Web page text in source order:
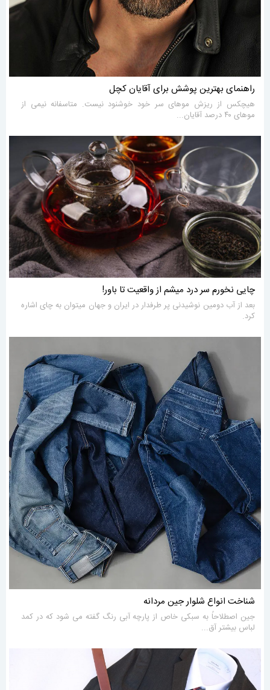
راهنمای بهترین پوشش برای آقایان کچل
هیچکس از ریزش موهای سر خود خوشنود نیست. متاسفانه نیمی از
موهای ۴۰ درصد آقایان...
چایی نخورم سر درد میشم از واقعیت تا باور!
بعد از آب دومین نوشیدنی پر طرفدار در ایران و جهان میتوان به چای اشاره
کرد.
شناخت انواع شلوار جین مردانه
جین اصطلاحاً به سبکی خاص از پارچه آبی رنگ گفته می شود که در کمد
لباس بیشتر آق...